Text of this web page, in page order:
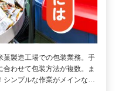
菓製造工場での包装業務。手
わせて包装方法が複数。ま
シンプルな作業がメインな…